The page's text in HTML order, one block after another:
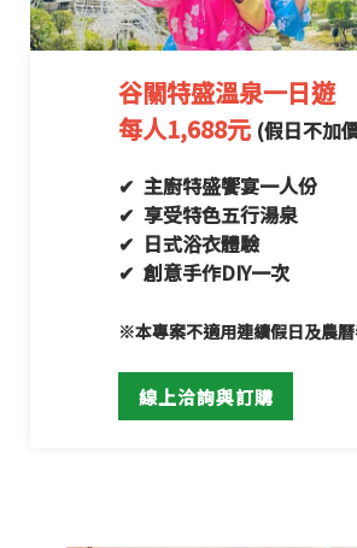
谷關特盛溫泉一日遊
每人1,688元 (假日不加
✔ 主廚特盛饗宴一人份
✔ 享受特色五行湯泉
✔ 日式浴衣體驗
✔ 創意手作DIY一次
※本專案不適用連續假日及農
線上洽詢與訂購